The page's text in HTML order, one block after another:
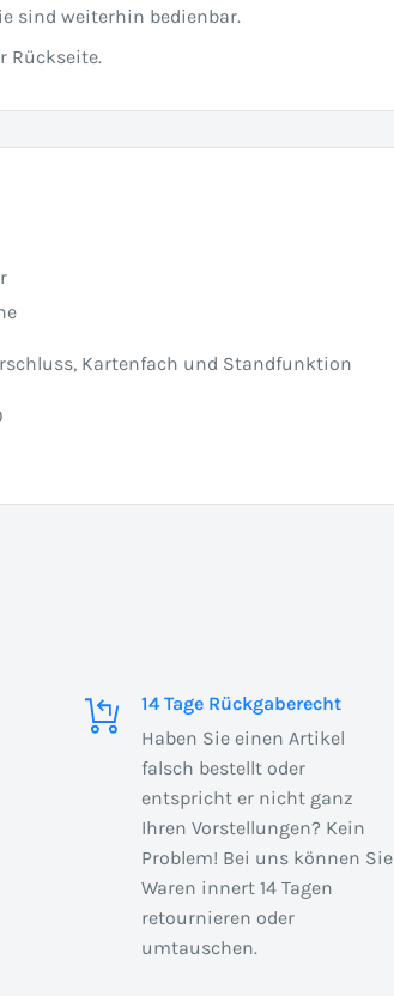
sind weiterhin bedienbar.
Rückseite.
Kartenfach und Standfunktion
14 Tage Rückgaberecht
Haben Sie einen Artikel
falsch bestellt oder
entspricht er nicht ganz
Ihren Vorstellungen? Kein
Problem! Bei uns können Sie
Waren innert 14 Tagen
retournieren oder
umtauschen.